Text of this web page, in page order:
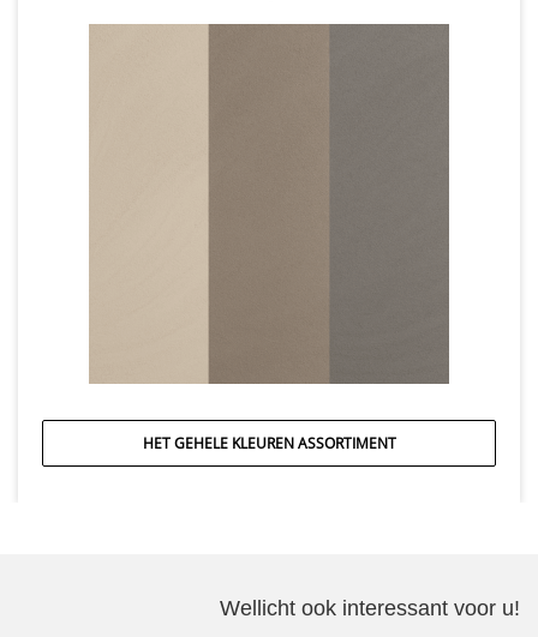
HET GEHELE KLEUREN ASSORTIMENT
Wellicht ook interessant voor u!